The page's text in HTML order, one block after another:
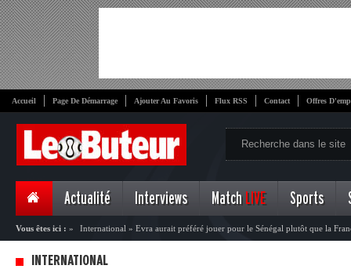
Accueil Page De Démarrage Ajouter Au Favoris Flux RSS Contact Offres
Actualité Interviews Match LIVE Sports
Vous êtes ici : » International » Evra aurait préféré jouer pour le Sénégal plutôt que la
INTERNATIONAL